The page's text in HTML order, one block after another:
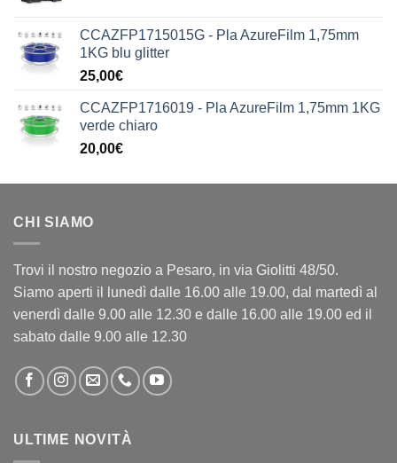
CCAZFP1715015G - Pla AzureFilm 1,75mm
1KG blu glitter
25,00€
CCAZFP1716019 - Pla AzureFilm 1,75mm 1KG
verde chiaro
20,00€
CHI SIAMO
Trovi il nostro negozio a Pesaro, in via Giolitti 48/50.
Siamo aperti il lunedì dalle 16.00 alle 19.00, dal martedì al
venerdì dalle 9.00 alle 12.30 e dalle 16.00 alle 19.00 ed il
sabato dalle 9.00 alle 12.30
ULTIME NOVITÀ